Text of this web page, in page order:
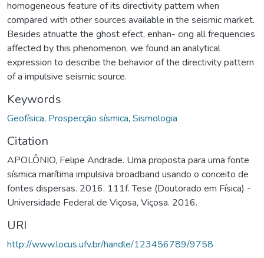
homogeneous feature of its directivity pattern when
compared with other sources available in the seismic market.
Besides atnuatte the ghost efect, enhan- cing all frequencies
affected by this phenomenon, we found an analytical
expression to describe the behavior of the directivity pattern
of a impulsive seismic source.
Keywords
Geofísica, Prospecção sísmica, Sismologia
Citation
APOLÔNIO, Felipe Andrade. Uma proposta para uma fonte
sísmica marítima impulsiva broadband usando o conceito de
fontes dispersas. 2016. 111f. Tese (Doutorado em Física) -
Universidade Federal de Viçosa, Viçosa. 2016.
URI
http://www.locus.ufv.br/handle/123456789/9758